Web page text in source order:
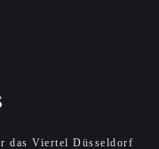
das Viertel Düsseldorf